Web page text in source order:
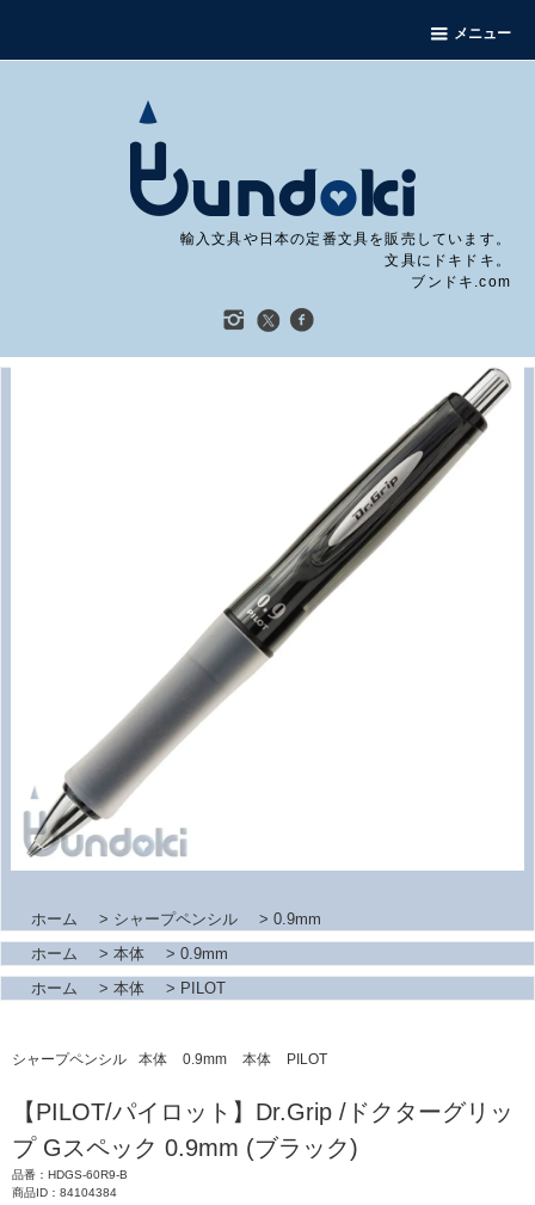
メニュー
輸入文具や日本の定番文具を販売しています。
文具にドキドキ。
ブンドキ.com
ホーム > シャープペンシル > 0.9mm
ホーム
> 本体 > 0.9mm
ホーム
> 本体 > PILOT
シャープペンシル 本体 0.9mm 本体 PILOT
【PILOT/パイロット】Dr.Grip /ドクターグリッ
プ Gスペック 0.9mm (ブラック)
品番：HDGS-60R9-B
商品ID：84104384